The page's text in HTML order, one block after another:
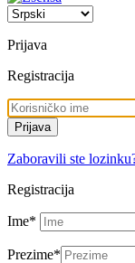
Prijava
Registracija
Zaboravili ste
Registracija
Ime*
Prezime*